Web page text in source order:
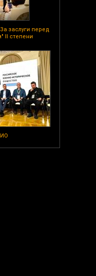
заслуги перед
II степени